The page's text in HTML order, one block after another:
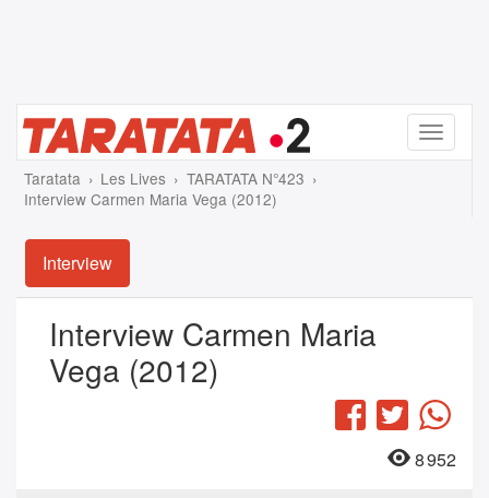
Menu
Taratata Les Lives
TARATATA N°423
Interview Carmen Maria Vega (2012)
Interview
Interview Carmen Maria
Vega (2012)
Facebook
Twitter
8 952